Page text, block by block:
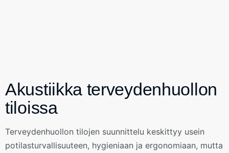
Akustiikka terveydenhuollon
tiloissa
Terveydenhuollon tilojen suunnittelu keskittyy usein
potilasturvallisuuteen, hygieniaan ja ergonomiaan, mutta